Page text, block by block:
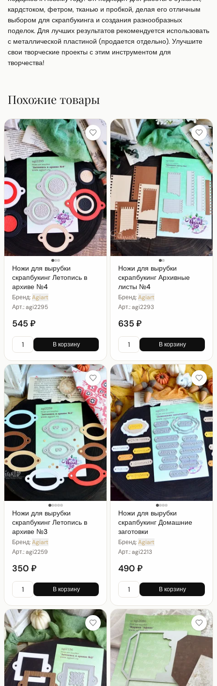
кардстоком, фетром, тканью и пробкой, делая его отличным
выбором для скрапбукинга и создания разнообразных
поделок. Для лучших результатов рекомендуется использовать
с металлической пластиной (продается отдельно). Улучшите
свои творческие проекты с этим инструментом для
творчества!
Похожие товары
Ножи для вырубки
скрапбукинг Летопись в
архиве №4
Бренд:Agiart
Арт.:agi2295
545 ₽
В корзину
Ножи для вырубки
скрапбукинг Архивные
листы №4
Бренд:Agiart
Арт.:agi2293
635 ₽
В корзину
Ножи для вырубки
скрапбукинг Летопись в
архиве №3
Бренд:Agiart
Арт.:agi2259
350 ₽
В корзину
Ножи для вырубки
скрапбукинг Домашние
заготовки
Бренд:Agiart
Арт.:agi2213
490 ₽
В корзину